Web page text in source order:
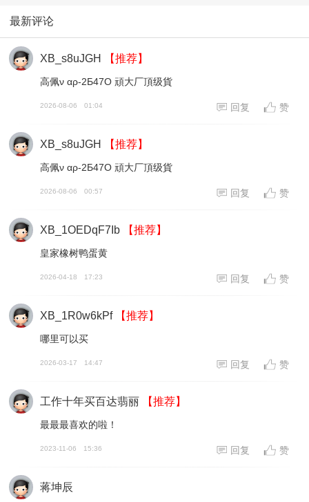
最新评论
XB_s8uJGH 【推荐】
高佩ν αρ-2Б47O 頑大厂頂级貨
2026-08-06 01:04 回复 赞
XB_s8uJGH 【推荐】
高佩ν αρ-2Б47O 頑大厂頂级貨
2026-08-06 00:57 回复 赞
XB_1OEDqF7Ib 【推荐】
皇家橡树鸭蛋黄
2026-04-18 17:23 回复 赞
XB_1R0w6kPf 【推荐】
哪里可以买
2026-03-17 14:47 回复 赞
工作十年买百达翡丽 【推荐】
最最最喜欢的啦！
2023-11-06 15:36 回复 赞
蒋坤辰